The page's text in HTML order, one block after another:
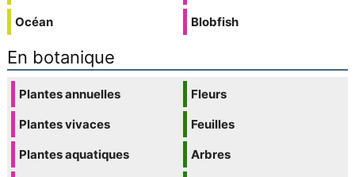
Océan
Blobfish
En botanique
Plantes annuelles
Plantes vivaces
Plantes aquatiques
Fleurs
Feuilles
Arbres